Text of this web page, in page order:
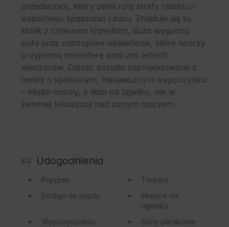
przedsionek, który pełni rolę strefy relaksu i
wspólnego spędzania czasu. Znajduje się tu
stolik z czterema krzesłami, duża wygodna
pufa oraz nastrojowe oświetlenie, które tworzy
przyjemną atmosferę podczas letnich
wieczorów. Całość została zaprojektowana z
myślą o spokojnym, niespiesznym wypoczynku
– blisko natury, z dala od zgiełku, ale w
świetnej lokalizacji nad samym morzem.
Udogodnienia
Prysznic
Toaleta
Dostęp do prądu
Miejsce na
ognisko
Wypożyczalnia
Stoły piknikowe